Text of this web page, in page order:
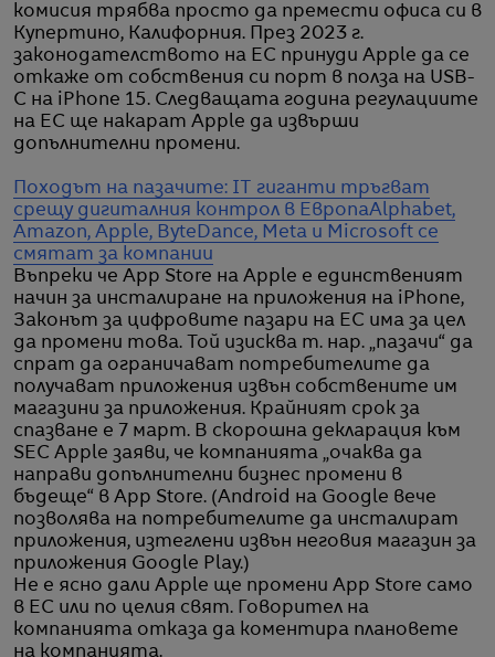
комисия трябва просто да премести офиса си в
Купертино, Калифорния. През 2023 г.
законодателството на ЕС принуди Apple да се
откаже от собствения си порт в полза на USB-
C на iPhone 15. Следващата година регулациите
на ЕС ще накарат Apple да извърши
допълнителни промени.
Походът на пазачите: IT гиганти тръгват
срещу дигиталния контрол в ЕвропаAlphabet,
Amazon, Apple, ByteDance, Meta и Microsoft се
смятат за компании
Въпреки че App Store на Apple е единственият
начин за инсталиране на приложения на iPhone,
Законът за цифровите пазари на ЕС има за цел
да промени това. Той изисква т. нар. „пазачи“ да
спрат да ограничават потребителите да
получават приложения извън собствените им
магазини за приложения. Крайният срок за
спазване е 7 март. В скорошна декларация към
SEC Apple заяви, че компанията „очаква да
направи допълнителни бизнес промени в
бъдеще“ в App Store. (Android на Google вече
позволява на потребителите да инсталират
приложения, изтеглени извън неговия магазин за
приложения Google Play.)
Не е ясно дали Apple ще промени App Store само
в ЕС или по целия свят. Говорител на
компанията отказа да коментира плановете
на компанията.